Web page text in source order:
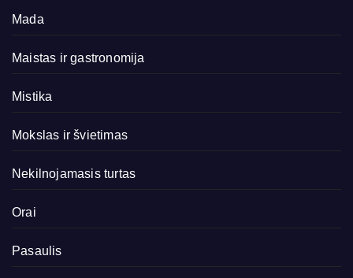
Mada
Maistas ir gastronomija
Mistika
Mokslas ir švietimas
Nekilnojamasis turtas
Orai
Pasaulis